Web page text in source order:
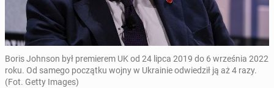
Boris Johnson był premierem UK od 24 lipca 2019 do 6 września 2022
roku. Od samego początku wojny w Ukrainie odwiedził ją aż 4 razy.
(Fot. Getty Images)